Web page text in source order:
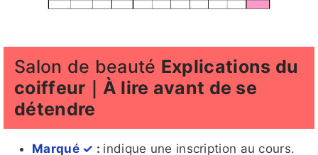
Salon de beauté Explications du
coiffeur｜À lire avant de se
détendre
Marqué ✓ : indique une inscription au cours.